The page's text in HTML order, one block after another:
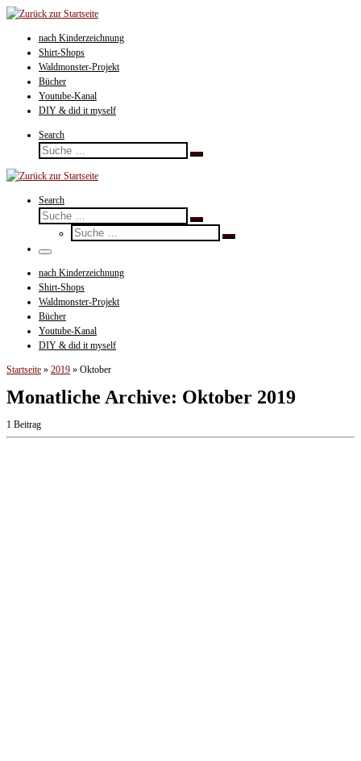
Zum
springen nach Kinderzeichnung
Shirt-Shops
Waldmonster-Projekt
Bücher
Youtube-Kanal
DIY & did it myself
Search
Suche
Suche
Search
Suche
Suche
…
Suche
Suche
Menü
nach Kinderzeichnung
Shirt-Shops
Waldmonster-Projekt
Bücher
Youtube-Kanal
DIY & did it myself
Startseite » 2019 » Oktober
Monatliche Archive: Oktober 2019
1 Beitrag